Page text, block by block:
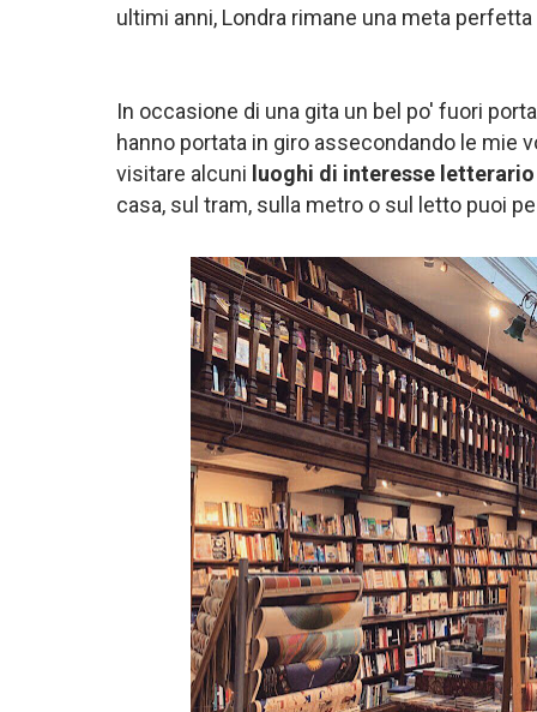
ultimi anni, Londra rimane una meta
In occasione di una gita un bel po' fuori
hanno portata in giro assecondando le mie
visitare alcuni luoghi di interesse letterario
casa, sul tram, sulla metro o sul letto puoi